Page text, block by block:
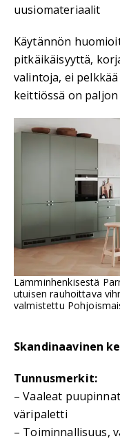
uusiomateriaalit
Käytännön
pitkäikäisyyttä,
valintoja, ei
keittiössä on
Lämminhenkisestä
utuisen rauhoittava
valmistettu
Skandinaavinen
Tunnusmerkit:
– Vaaleat
väripaletti
– Toiminnallisuus,